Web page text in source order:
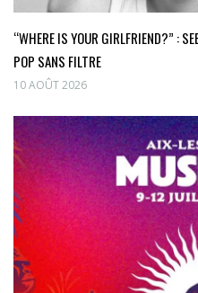
“WHERE IS YOUR GIRLFRIEND?” :
POP SANS FILTRE
10 AOÛT 2026